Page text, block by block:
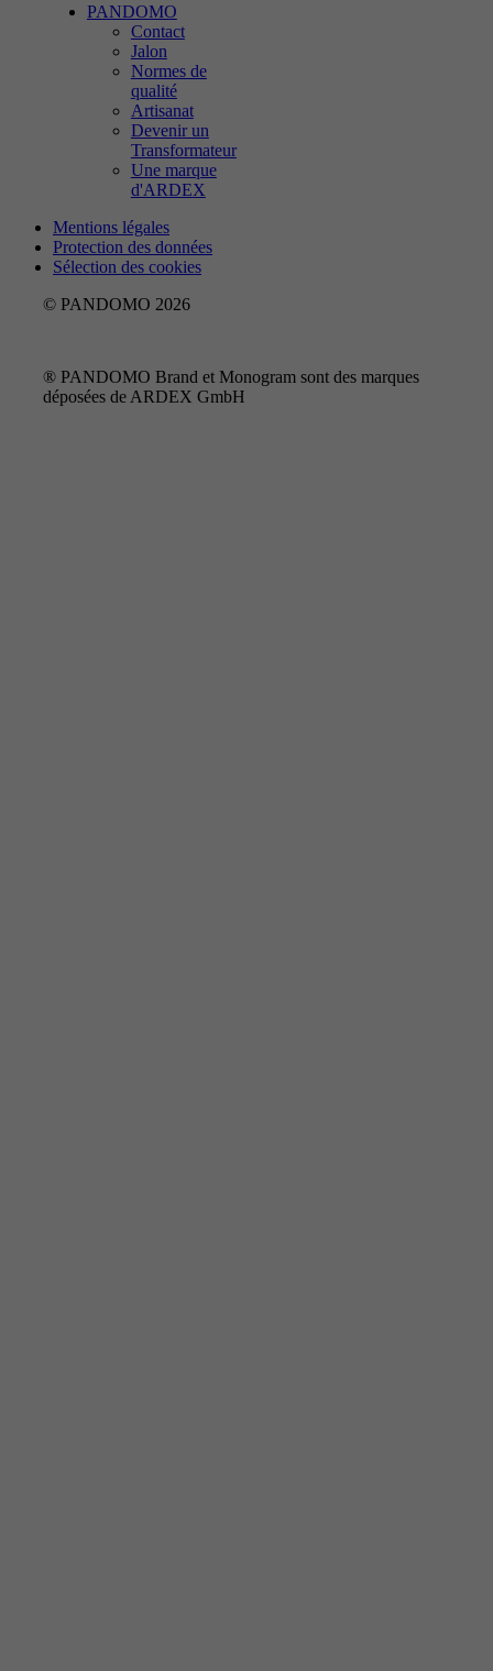
PANDOMO
Contact
Jalon
Normes de
qualité
Artisanat
Devenir un
Transformateur
Une marque
d'ARDEX
Mentions légales
Protection des données
Sélection des cookies
© PANDOMO 2026
® PANDOMO Brand et Monogram sont des marques
déposées de ARDEX GmbH